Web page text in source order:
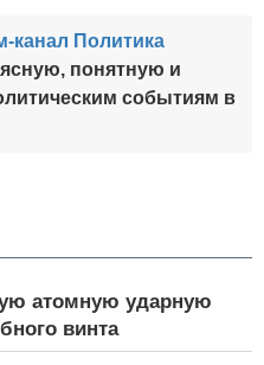
атомную ударную
винта
канал Политика
понятную и
событиям в